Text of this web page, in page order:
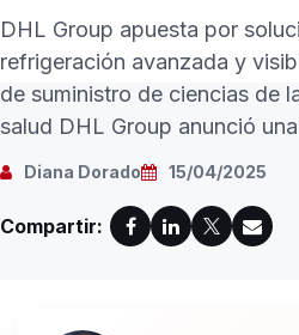
DHL Group apuesta por
refrigeración avanzada y
de suministro de ciencias de
salud DHL Group anunció
Diana Dorado 15/04/2025
Compartir: